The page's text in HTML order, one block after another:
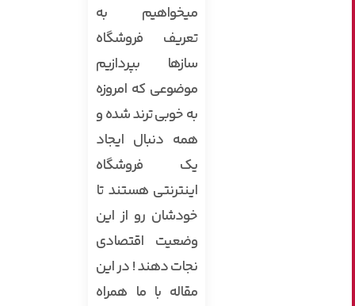
میخواهیم به
تعریف فروشگاه
سازها بپردازیم
موضوعی که امروزه
به خوبی ترند شده و
همه دنبال ایجاد
یک فروشگاه
اینترنتی هستند تا
خودشان رو از این
وضعیت اقتصادی
نجات دهند ! در این
مقاله با ما همراه